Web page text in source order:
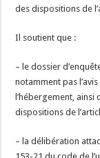
des dispositions de
Il soutient que :
– le dossier
notamment pas
l’hébergement,
dispositions de
– la délibération